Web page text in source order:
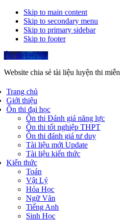
Skip to main content
Skip to secondary menu
Skip to primary sidebar
Skip to footer
Ôn thi ĐGNL
Website chia sẻ tài liệu luyện thi miễn
Trang chủ
Giới thiệu
Ôn thi đại học
Ôn thi Đánh giá năng lực
Ôn thi tốt nghiệp THPT
Ôn thi đánh giá tư duy
Tài liệu mới Update
Tài liệu kiến thức
Kiến thức
Toán
Vật Lý
Hóa Học
Ngữ Văn
Tiếng Anh
Sinh Học